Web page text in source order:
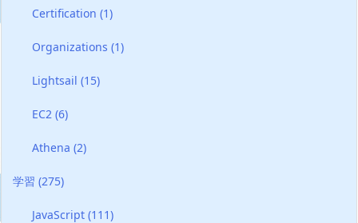
Certification(1)
Organizations(1)
Lightsail(15)
EC2(6)
Athena(2)
学習 (275)
JavaScript(111)